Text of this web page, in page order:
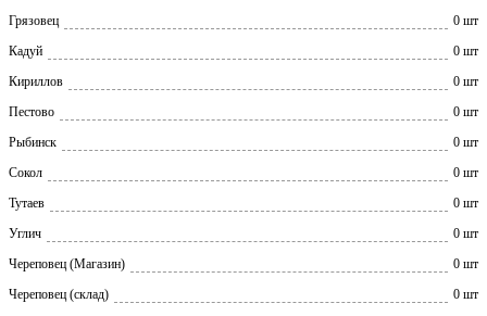
Грязовец
0 шт
Кадуй
0 шт
Кириллов
0 шт
Пестово
0 шт
Рыбинск
0 шт
Сокол
0 шт
Тутаев
0 шт
Углич
0 шт
Череповец (Магазин)
0 шт
Череповец (склад)
0 шт